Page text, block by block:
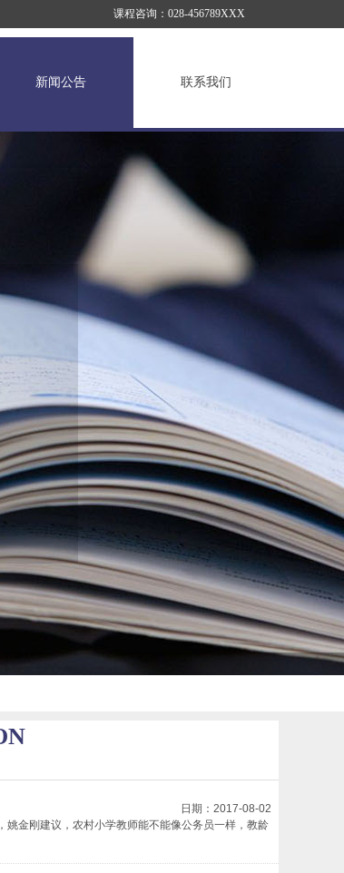
课程咨询：028-456789XXX
新闻公告 联系我们
日期：2017-08-02
金刚建议，农村小学教师能不能像公务员一样，教龄